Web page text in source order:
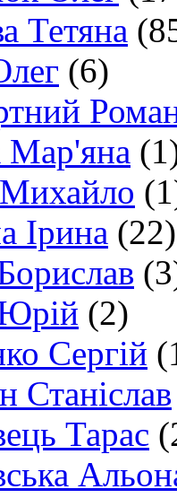
Тетяна
(6)
Мар'яна
Ірина (22)
(2)
Сергій
Станіслав
Тарас